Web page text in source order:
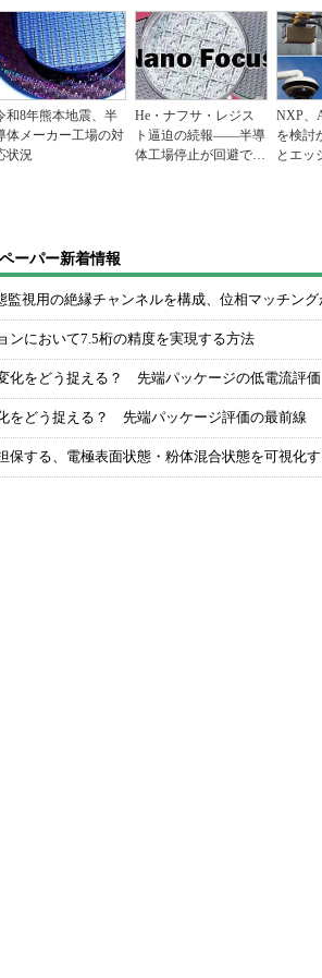
和8年熊本地震、半
体メーカー工場の対
状況
He・ナフサ・レジス
ト逼迫の続報――半導
体工場停止が回避でき
NXP、
を検
とエッ
ーパー新着情報
監視用の絶縁チャンネルを構成、位相マッチング
ンにおいて7.5桁の精度を実現する方法
化をどう捉える？ 先端パッケージの低電流評価
をどう捉える？ 先端パッケージ評価の最前線
保する、電極表面状態・粉体混合状態を可視化